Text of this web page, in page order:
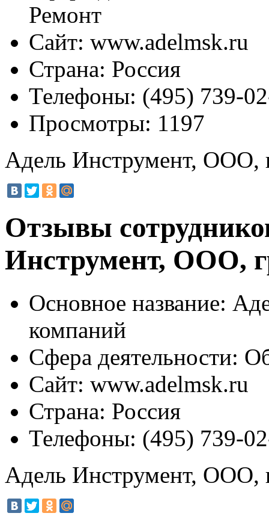
Ремонт
Сайт: www.adelmsk.ru
Страна: Россия
Телефоны: (495) 739-
Просмотры: 1197
Адель Инструмент, ООО,
Отзывы
Инструмент, ООО,
Основное название:
компаний
Сфера деятельности:
Сайт: www.adelmsk.ru
Страна: Россия
Телефоны: (495) 739-
Адель Инструмент, ООО,